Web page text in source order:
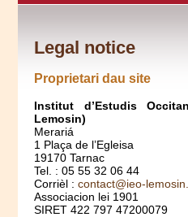
Legal notice
Proprietari dau site
Institut d’Estudis
Lemosin)
Merariá
1 Plaça de l’Egleisa
19170 Tarnac
Tel. : 05 55 32 06 44
Corrièl :contact@ieo-
Associacion lei 1901
SIRET 422 797 47200079